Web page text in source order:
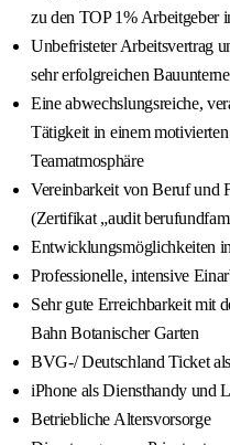
zu den TOP 1% Arbeitgeber
Unbefristeter Arbeitsvertrag
sehr erfolgreichen
Eine abwechslungsreiche,
Tätigkeit in einem
Teamatmosphäre
Vereinbarkeit von Beruf und
(Zertifikat „audit
Entwicklungsmöglichkeiten
Professionelle, intensive
Sehr gute Erreichbarkeit mit
Bahn Botanischer Garten
BVG-/ Deutschland Ticket
iPhone als Diensthandy und
Betriebliche Altersvorsorge